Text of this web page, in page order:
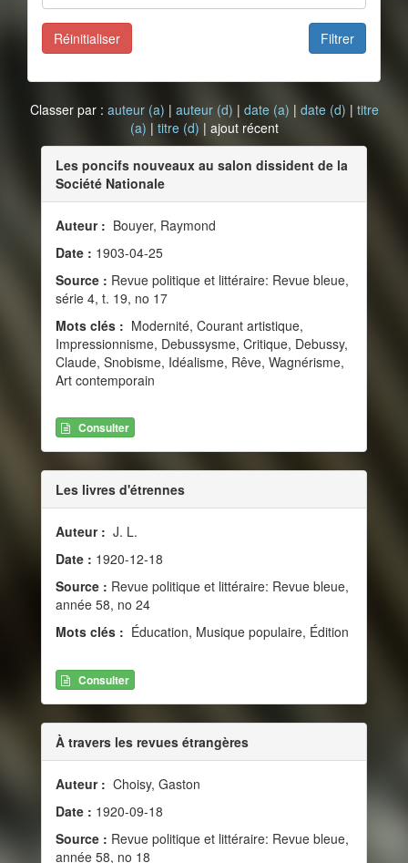
Filtrer
Réinitialiser
Classer par : auteur (a) | auteur (d) | date (a) | date (d) | titre
(a) | titre (d) | ajout récent
Les poncifs nouveaux au salon dissident de la
Société Nationale
Auteur : Bouyer, Raymond
Date : 1903-04-25
Source : Revue politique et littéraire: Revue bleue,
série 4, t. 19, no 17
Mots clés : Modernité, Courant artistique,
Impressionnisme, Debussysme, Critique, Debussy,
Claude, Snobisme, Idéalisme, Rêve, Wagnérisme,
Art contemporain
Consulter
Les livres d'étrennes
Auteur : J. L.
Date : 1920-12-18
Source : Revue politique et littéraire: Revue bleue,
année 58, no 24
Mots clés : Éducation, Musique populaire, Édition
Consulter
À travers les revues étrangères
Auteur : Choisy, Gaston
Date : 1920-09-18
Source : Revue politique et littéraire: Revue bleue,
année 58, no 18